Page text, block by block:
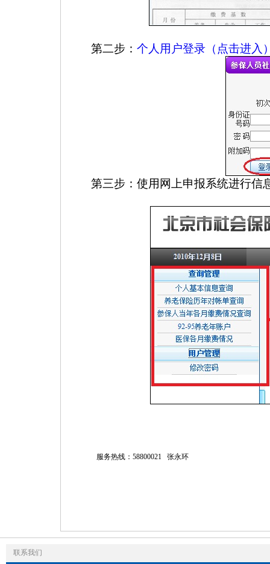
第二步： 个人用户登录（点击进入
第三步：使用网上申报系统进行信
服务热线：58800021 张永环
联系我们